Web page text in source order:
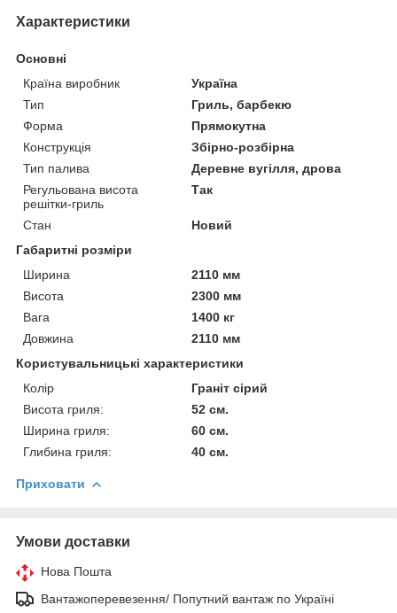
Характеристики
Основні
Країна виробник
Україна
Тип
Гриль, барбекю
Форма
Прямокутна
Конструкція
Збірно-розбірна
Тип палива
Деревне вугілля, дрова
Регульована висота
решітки-гриль
Так
Стан
Новий
Габаритні розміри
Ширина
2110 мм
Висота
2300 мм
Вага
1400 кг
Довжина
2110 мм
Користувальницькі характеристики
Колір
Граніт сірий
Висота гриля:
52 см.
Ширина гриля:
60 см.
Глибина гриля:
40 см.
Приховати
Умови доставки
Нова Пошта
Вантажоперевезення/ Попутний вантаж по Україні